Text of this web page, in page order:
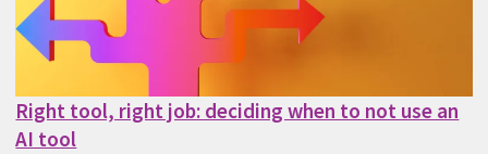
Right tool, right job: deciding when to not use an
AI tool